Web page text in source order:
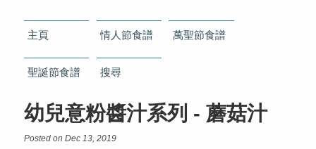
主頁 情人節食譜 萬聖節食譜
聖誕節食譜 搜尋
幼兒意粉醬汁系列 - 蘑菇汁
Posted on Dec 13, 2019